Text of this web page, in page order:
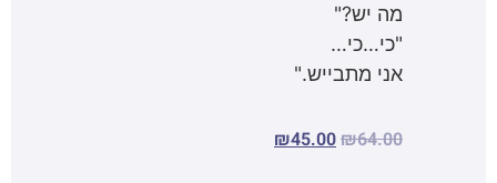
מה יש?"
"כי…כי…
אני מתבייש."
₪64.00
₪45.00